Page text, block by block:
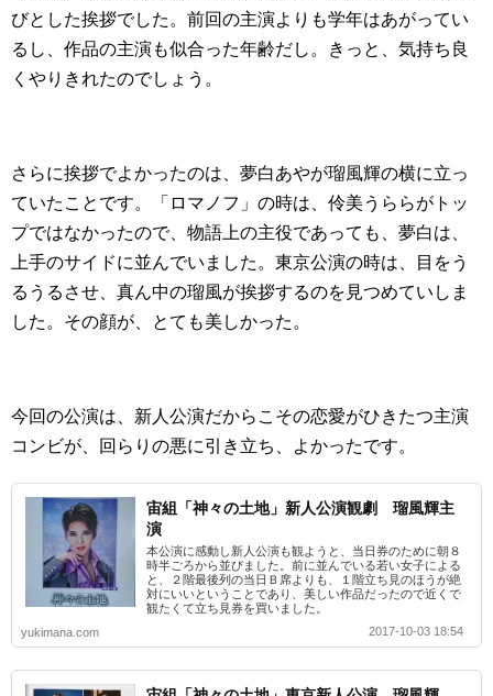
びとした挨拶でした。前回の主演よりも学年はあがってい
るし、作品の主演も似合った年齢だし。きっと、気持ち良
くやりきれたのでしょう。
さらに挨拶でよかったのは、夢白あやが瑠風輝の横に立っ
ていたことです。「ロマノフ」の時は、伶美うららがトッ
プではなかったので、物語上の主役であっても、夢白は、
上手のサイドに並んでいました。東京公演の時は、目をう
るうるさせ、真ん中の瑠風が挨拶するのを見つめていしま
した。その顔が、とても美しかった。
今回の公演は、新人公演だからこその恋愛がひきたつ主演
コンビが、回らりの悪に引き立ち、よかったです。
宙組「神々の土地」新人公演観劇 瑠風輝主
演
本公演に感動し新人公演も観ようと、当日券のために朝８
時半ごろから並びました。前に並んでいる若い女子による
と、２階最後列の当日Ｂ席よりも、１階立ち見のほうが絶
対にいいということであり、美しい作品だったので近くで
観たくて立ち見券を買いました。
yukimana.com
2017-10-03 18:54